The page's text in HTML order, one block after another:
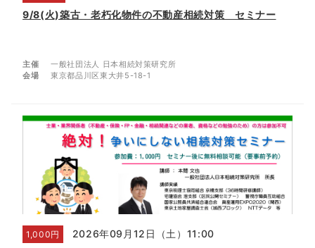
9/8(火)築古・老朽化物件の不動産相続対策 セミナー
主催
一般社団法人 日本相続対策研究所
会場
東京都品川区東大井5-18-1
1,000円
2026年09月12日（土）11:00